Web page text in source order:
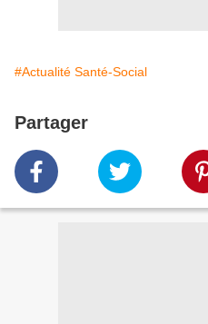
#Actualité Santé-Social
Partager